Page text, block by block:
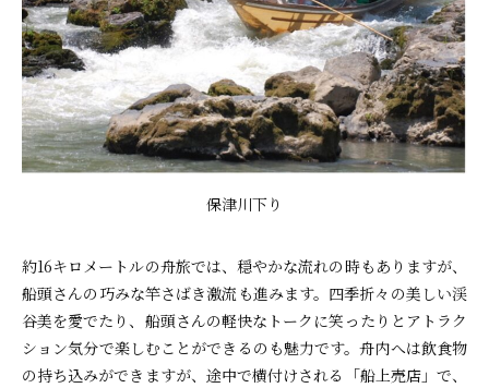
保津川下り
約16キロメートルの舟旅では、穏やかな流れの時もありますが、
船頭さんの巧みな竿さばき激流も進みます。四季折々の美しい渓
谷美を愛でたり、船頭さんの軽快なトークに笑ったりとアトラク
ション気分で楽しむことができるのも魅力です。舟内へは飲食物
の持ち込みができますが、途中で横付けされる「船上売店」で、